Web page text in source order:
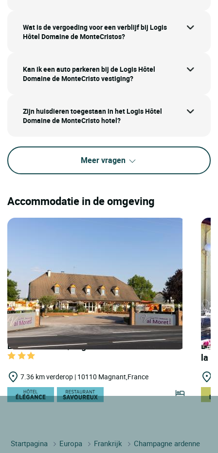
Wat is de vergoeding voor een verblijf bij Logis
Hôtel Domaine de MonteCristos?
Kan ik een auto parkeren bij de Logis Hôtel
Domaine de MonteCristo vestiging?
Zijn huisdieren toegestaan in het Logis Hôtel
Domaine de MonteCristo hotel?
Meer vragen
Accommodatie in de omgeving
LOGIS HOTELS | Logis Hôtel le Val Moret
7.36 km verderop | 10110 Magnant,France
la
Startpagina Europa Frankrijk
Champagne ardenne